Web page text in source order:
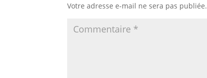
Votre adresse e-mail ne sera pas publiée.